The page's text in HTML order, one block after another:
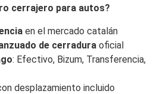
cerrajero para autos?
en el mercado catalán
de cerradura oficial
: Efectivo, Bizum, Transferencia,
desplazamiento incluido